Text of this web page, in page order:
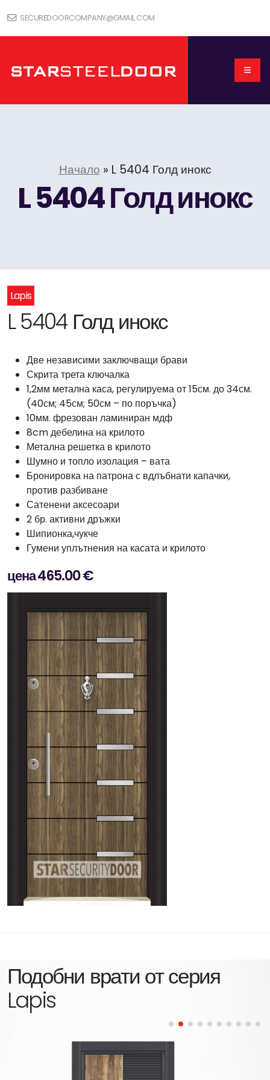
SECUREDOORCOMPANY@GMAIL.COM
Начало » L 5404 Голд инокс
L 5404 Голд инокс
Lapis
L 5404 Голд инокс
Две независими заключващи брави
Скрита трета ключалка
1,2мм метална каса, регулируема от 15см. до 34см.
(40см; 45см; 50см – по поръчка)
10мм. фрезован ламиниран мдф
8cm дебелина на крилото
Метална решетка в крилото
Шумно и топло изолация – вата
Бронировка на патрона с вдлъбнати капачки,
против разбиване
Сатенени аксесоари
2 бр. активни дръжки
Шипионка,чукче
Гумени уплътнения на касата и крилото
цена 465.00 €
Подобни врати от серия
Lapis